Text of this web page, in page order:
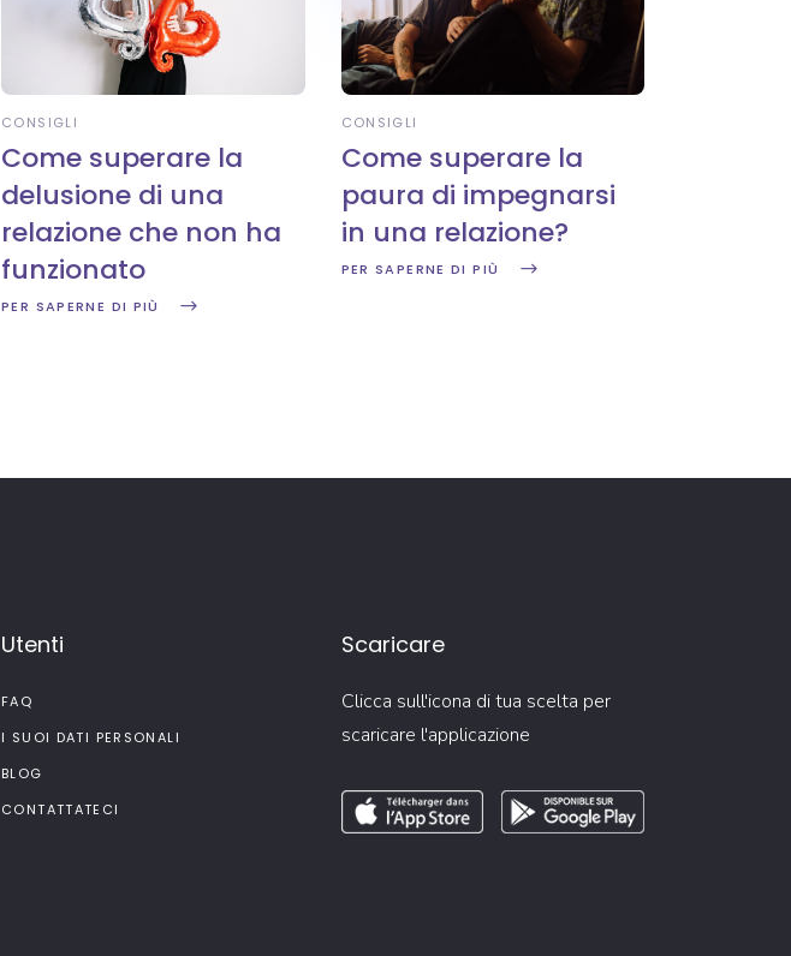
CONSIGLI
Come superare la
delusione di una
relazione che non ha
funzionato
PER SAPERNE DI PIÙ
CONSIGLI
Come superare la
paura di impegnarsi
in una relazione?
PER SAPERNE DI PIÙ
Utenti
FAQ
I SUOI DATI PERSONALI
BLOG
CONTATTATECI
Scaricare
Clicca sull'icona di tua scelta per
scaricare l'applicazione